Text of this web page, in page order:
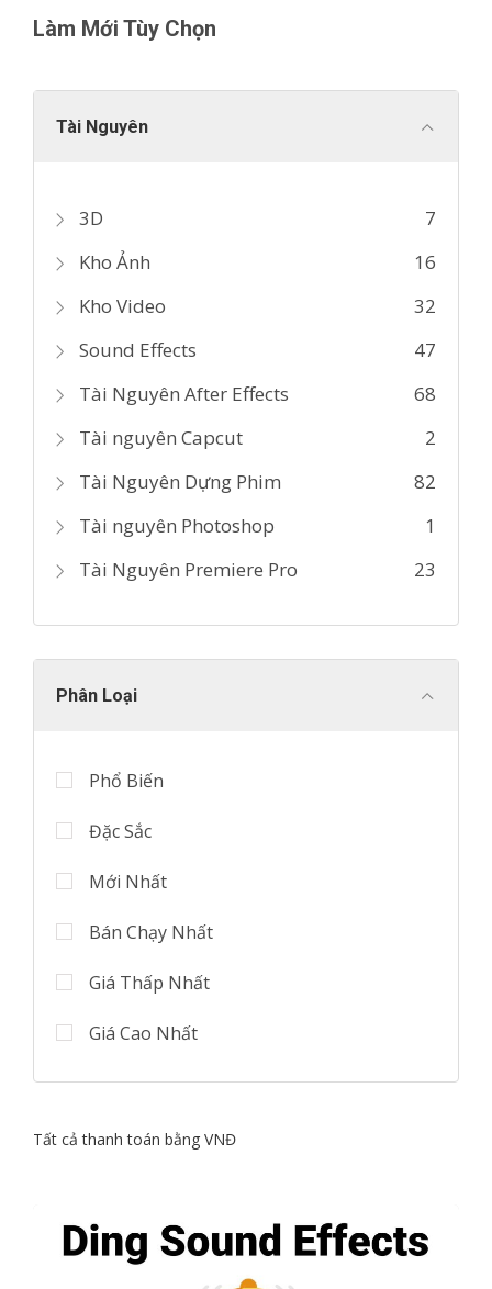
Làm Mới Tùy Chọn
Tài Nguyên
3D
7
Kho Ảnh
16
Kho Video
32
Sound Effects
47
Tài Nguyên After Effects
68
Tài nguyên Capcut
2
Tài Nguyên Dựng Phim
82
Tài nguyên Photoshop
1
Tài Nguyên Premiere Pro
23
Phân Loại
Phổ Biến
Đặc Sắc
Mới Nhất
Bán Chạy Nhất
Giá Thấp Nhất
Giá Cao Nhất
Tất cả thanh toán bằng VNĐ